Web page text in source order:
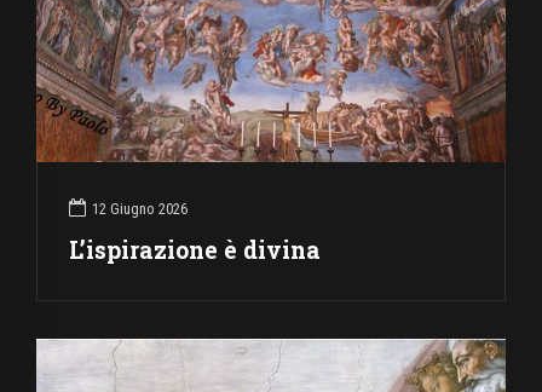
12 Giugno 2026
L’ispirazione è divina